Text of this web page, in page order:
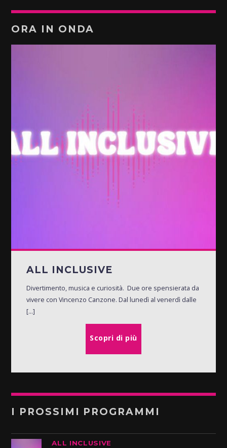
ORA IN ONDA
ALL INCLUSIVE
Divertimento, musica e curiosità. Due ore spensierata da
vivere con Vincenzo Canzone. Dal lunedì al venerdì dalle
[...]
Scopri di più
I PROSSIMI PROGRAMMI
ALL INCLUSIVE